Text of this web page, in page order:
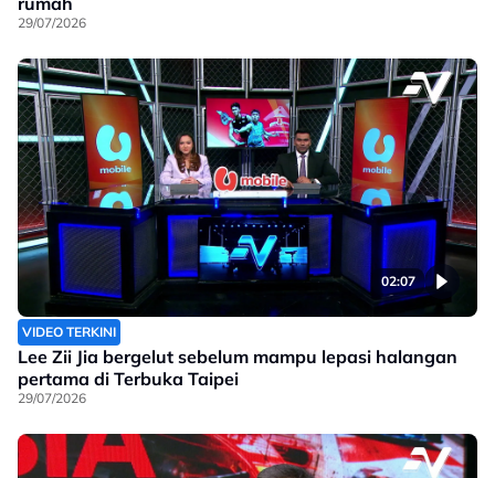
29/07/2026
02:07
VIDEO TERKINI
Lee Zii Jia bergelut sebelum mampu lepasi halangan
pertama di Terbuka Taipei
29/07/2026